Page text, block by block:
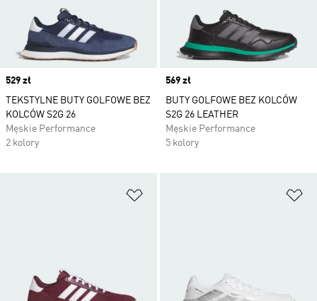
Price
529 zł
TEKSTYLNE BUTY GOLFOWE BEZ
KOLCÓW S2G 26
Męskie Performance
2 kolory
Price
569 zł
BUTY GOLFOWE BEZ KOLCÓW
S2G 26 LEATHER
Męskie Performance
5 kolory